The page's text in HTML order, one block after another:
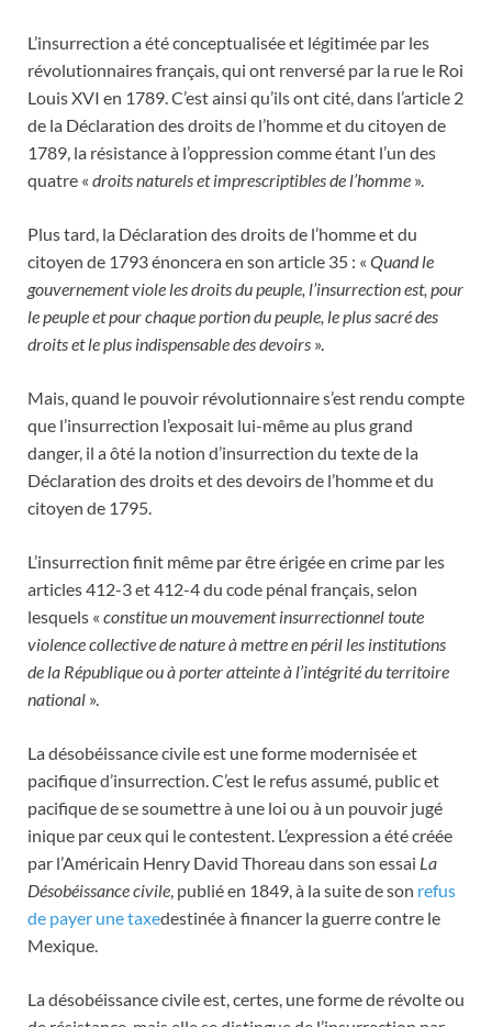
L’insurrection a été conceptualisée et légitimée par les
révolutionnaires français, qui ont renversé par la rue le Roi
Louis XVI en 1789. C’est ainsi qu’ils ont cité, dans l’article 2
de la Déclaration des droits de l’homme et du citoyen de
1789, la résistance à l’oppression comme étant l’un des
quatre « droits naturels et imprescriptibles de l’homme ».
Plus tard, la Déclaration des droits de l’homme et du
citoyen de 1793 énoncera en son article 35 : « Quand le
gouvernement viole les droits du peuple, l’insurrection est, pour
le peuple et pour chaque portion du peuple, le plus sacré des
droits et le plus indispensable des devoirs ».
Mais, quand le pouvoir révolutionnaire s’est rendu compte
que l’insurrection l’exposait lui-même au plus grand
danger, il a ôté la notion d’insurrection du texte de la
Déclaration des droits et des devoirs de l’homme et du
citoyen de 1795.
L’insurrection finit même par être érigée en crime par les
articles 412-3 et 412-4 du code pénal français, selon
lesquels « constitue un mouvement insurrectionnel toute
violence collective de nature à mettre en péril les institutions
de la République ou à porter atteinte à l’intégrité du territoire
national ».
La désobéissance civile est une forme modernisée et
pacifique d’insurrection. C’est le refus assumé, public et
pacifique de se soumettre à une loi ou à un pouvoir jugé
inique par ceux qui le contestent. L’expression a été créée
par l’Américain Henry David Thoreau dans son essai La
Désobéissance civile , publié en 1849, à la suite de son refus
de payer une taxedestinée à financer la guerre contre le
Mexique.
La désobéissance civile est, certes, une forme de révolte ou